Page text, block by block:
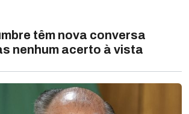
têm nova conversa
nenhum acerto à vista